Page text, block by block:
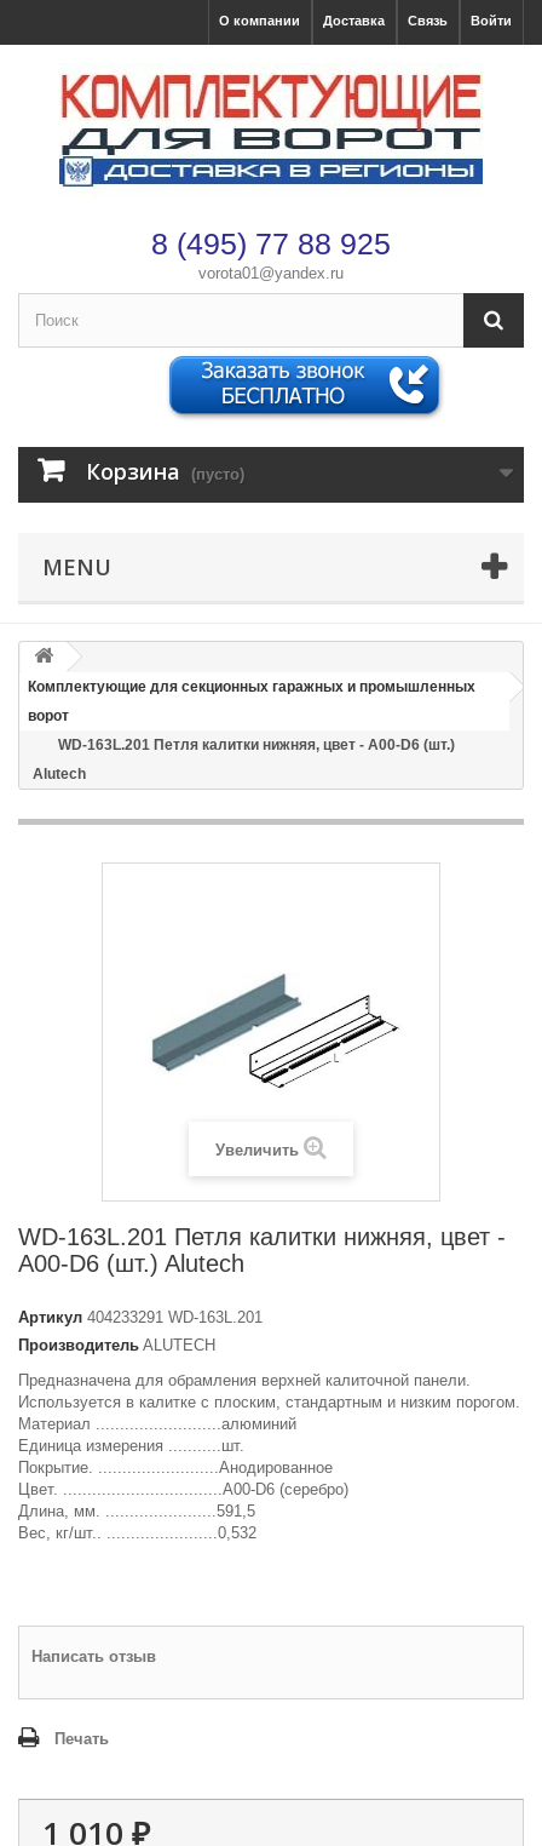
Войти
Связь
Доставка
О компании
8 (495) 77 88 925
vorota01@yandex.ru
Корзина (пусто)
MENU
Комплектующие для секционных гаражных и промышленных
ворот
WD-163L.201 Петля калитки нижняя, цвет - A00-D6 (шт.)
Alutech
Увеличить
WD-163L.201 Петля калитки нижняя, цвет -
A00-D6 (шт.) Alutech
Артикул 404233291 WD-163L.201
Производитель ALUTECH
Предназначена для обрамления верхней калиточной панели.
Используется в калитке с плоским, стандартным и низким порогом.
Материал ..........................алюминий
Единица измерения ...........шт.
Покрытие. .........................Анодированное
Цвет. .................................A00-D6 (серебро)
Длина, мм. .......................591,5
Вес, кг/шт.. .......................0,532
Написать отзыв
Печать
1 010 ₽
Оформление заказа
После оформления заказа с вами свяжется менеджер
Email
Способ доставки
Время доставки: стоимость доставки по тарифам СДЭК
оплачивается при получении
Адрес если нужен